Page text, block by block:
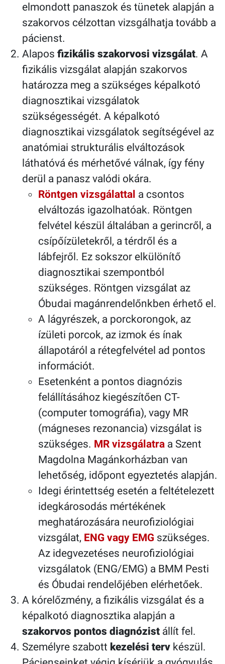
elmondott panaszok és tünetek alapján a
szakorvos célzottan vizsgálhatja tovább a
pácienst.
Alapos fizikális szakorvosi vizsgálat. A
fizikális vizsgálat alapján szakorvos
határozza meg a szükséges képalkotó
diagnosztikai vizsgálatok
szükségességét. A képalkotó
diagnosztikai vizsgálatok segítségével az
anatómiai strukturális elváltozások
láthatóvá és mérhetővé válnak, így fény
derül a panasz valódi okára.
Röntgen vizsgálattal a csontos
elváltozás igazolhatóak. Röntgen
felvétel készül általában a gerincről, a
csípőízületekről, a térdről és a
lábfejről. Ez sokszor elkülönítő
diagnosztikai szempontból
szükséges. Röntgen vizsgálat az
Óbudai magánrendelőnkben érhető el.
A lágyrészek, a porckorongok, az
ízületi porcok, az izmok és ínak
állapotáról a rétegfelvétel ad pontos
információt.
Esetenként a pontos diagnózis
felállításához kiegészítően CT-
(computer tomográfia), vagy MR
(mágneses rezonancia) vizsgálat is
szükséges. MR vizsgálatra a Szent
Magdolna Magánkorházban van
lehetőség, időpont egyeztetés alapján.
Idegi érintettség esetén a feltételezett
idegkárosodás mértékének
meghatározására neurofiziológiai
vizsgálat, ENG vagy EMG szükséges.
Az idegvezetéses neurofiziológiai
vizsgálatok (ENG/EMG) a BMM Pesti
és Óbudai rendelőjében elérhetőek.
A kórelőzmény, a fizikális vizsgálat és a
képalkotó diagnosztika alapján a
szakorvos pontos diagnózist állít fel.
Személyre szabott kezelési terv készül.